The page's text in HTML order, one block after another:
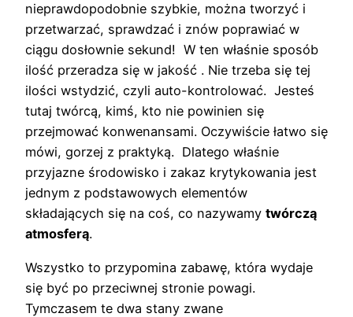
nieprawdopodobnie szybkie, można tworzyć i
przetwarzać, sprawdzać i znów poprawiać w
ciągu dosłownie sekund! W ten właśnie sposób
ilość przeradza się w jakość . Nie trzeba się tej
ilości wstydzić, czyli auto-kontrolować. Jesteś
tutaj twórcą, kimś, kto nie powinien się
przejmować konwenansami. Oczywiście łatwo się
mówi, gorzej z praktyką. Dlatego właśnie
przyjazne środowisko i zakaz krytykowania jest
jednym z podstawowych elementów
składających się na coś, co nazywamy twórczą
atmosferą.
Wszystko to przypomina zabawę, która wydaje
się być po przeciwnej stronie powagi.
Tymczasem te dwa stany zwane